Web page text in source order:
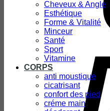
Cheveux & Angle
Esthétique
Forme & Vitalité
Minceur
Santé
Sport
Vitamine
CORPS
anti moustique
cicatrisant
confort des pied
créme main